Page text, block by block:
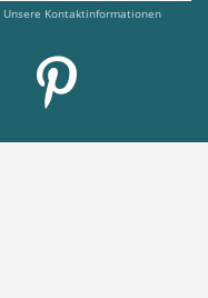
Kontaktinformationen